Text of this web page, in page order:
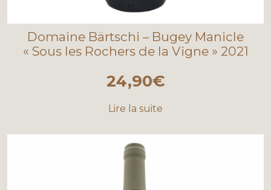
Domaine Bärtschi – Bugey Manicle
« Sous les Rochers de la Vigne » 2021
24,90€
Lire la suite